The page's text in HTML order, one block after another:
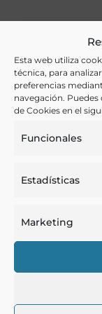
Esta web utiliza
técnica, para
preferencias
navegación.
de Cookies en el
Funcionales
Estadísticas
Marketing
Artes de mesa,
Ver más libros